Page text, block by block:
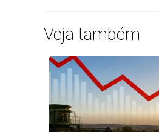
Veja também